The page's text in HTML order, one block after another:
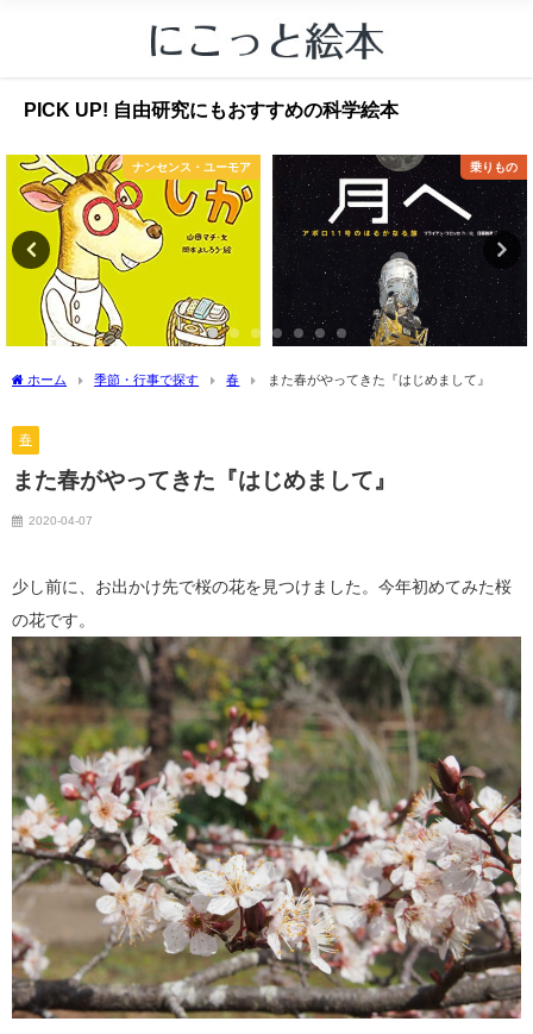
PICK UP! 自由研究にもおすすめの科学絵本
ナンセンス・ユーモア 乗りもの
ホーム 季節・行事で探す 春 また春がやってきた『はじめまして』
春
また春がやってきた『はじめまして』
2020-04-07
少し前に、お出かけ先で桜の花を見つけました。今年初めてみた桜
の花です。